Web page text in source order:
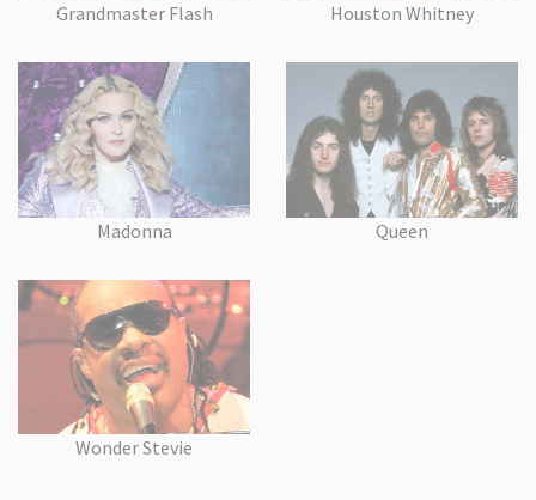
Grandmaster Flash Houston Whitney
Madonna Queen
Wonder Stevie